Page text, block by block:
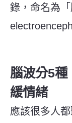
錄，命名為
腦波分5種
緩情緒
應該很多人